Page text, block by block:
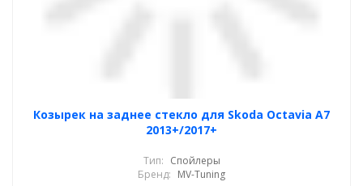
Козырек на заднее стекло для Skoda Octavia A7
2013+/2017+
Тип: Спойлеры
Бренд: MV-Tuning